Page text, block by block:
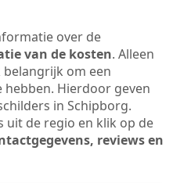
over de
van de kosten. Alleen
om een
Hierdoor geven
in Schipborg.
uit de regio en klik op de
reviews en